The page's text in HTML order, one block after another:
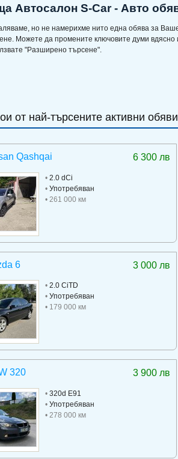
Автосалон S-Car - Авто
но не намерихме нито една обява за
Можете да промените ключовите думи вдясно
"Разширено търсене".
от най-търсените активни
6 300 лв
Qashqai
• 2.0 dCi
• Употребяван
• 261 000 км
3 000 лв
6
• 2.0 CiTD
• Употребяван
• 179 000 км
3 900 лв
320
• 320d E91
• Употребяван
• 278 000 км